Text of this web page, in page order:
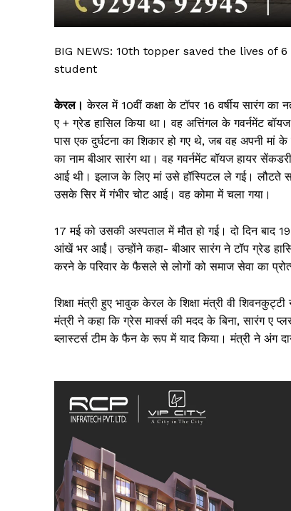
BIG NEWS: 10th topper saved the lives of
student
केरल। केरल में 10वीं कक्षा के टॉपर 16 वर्षीय सारंग का
ए + ग्रेड हासिल किया था। वह अत्तिंगल के गवर्नमेंट
पास एक दुर्घटना का शिकार हो गए थे, जब वह अपनी
का नाम बीआर सारंग था। वह गवर्नमेंट बॉयज हायर
आई थी। इलाज के लिए मां उसे हॉस्पिटल ले गई।
उसके सिर में गंभीर चोट आई। वह कोमा में चला गया।
17 मई को उसकी अस्पताल में मौत हो गई। दो दिन बाद
आंखें भर आईं। उन्होंने कहा- बीआर सारंग ने टॉप ग्रेड
करने के परिवार के फैसले से लोगों को समाज सेवा का
शिक्षा मंत्री हुए भावुक केरल के शिक्षा मंत्री वी
मंत्री ने कहा कि ग्रेस मार्क्स की मदद के बिना, सारंग
ब्लास्टर्स टीम के फैन के रूप में याद किया। मंत्री ने अंग